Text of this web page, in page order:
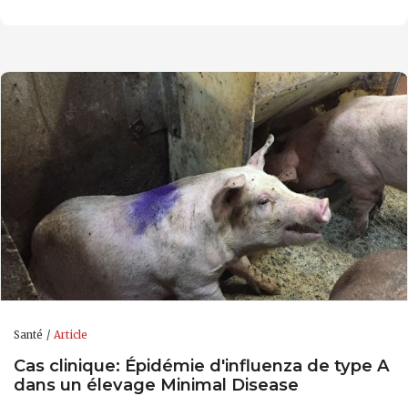
Santé Article
Cas clinique: Épidémie d'influenza de type A
dans un élevage Minimal Disease